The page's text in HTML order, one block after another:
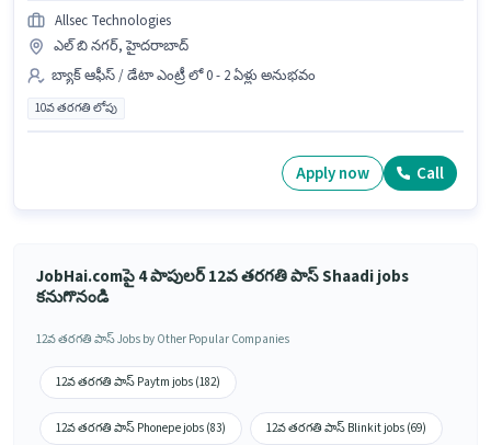
Allsec Technologies
ఎల్ బి నగర్, హైదరాబాద్
బ్యాక్ ఆఫీస్ / డేటా ఎంట్రీ లో 0 - 2 ఏళ్లు అనుభవం
10వ తరగతి లోపు
Apply now Call
JobHai.comపై 4 పాపులర్ 12వ తరగతి పాస్ Shaadi jobs
కనుగొనండి
12వ తరగతి పాస్ Jobs by Other Popular Companies
12వ తరగతి పాస్ Paytm jobs (182)
12వ తరగతి పాస్ Phonepe jobs (83) 12వ తరగతి పాస్ Blinkit jobs (69)